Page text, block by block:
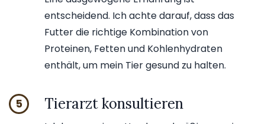
entscheidend. Ich achte darauf, dass das
Futter die richtige Kombination von
Proteinen, Fetten und Kohlenhydraten
enthält, um mein Tier gesund zu halten.
5 Tierarzt konsultieren